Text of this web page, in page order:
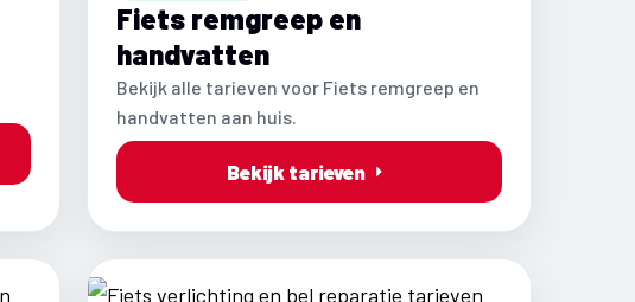
Fiets remgreep en
handvatten
Bekijk alle tarieven voor Fiets remgreep en
handvatten aan huis.
Bekijk tarieven